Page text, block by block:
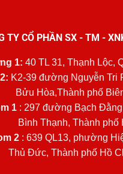
TY CỔ PHẦN SX - TM -
1: 40 TL 31, Thạnh Lộc,
K2-39 đường Nguyễn
Bửu Hòa,Thành phố
1 : 297 đường Bạch
Bình Thạnh, Thành phố
2: 639 QL13, phường
Thủ Đức, Thành phố Hồ